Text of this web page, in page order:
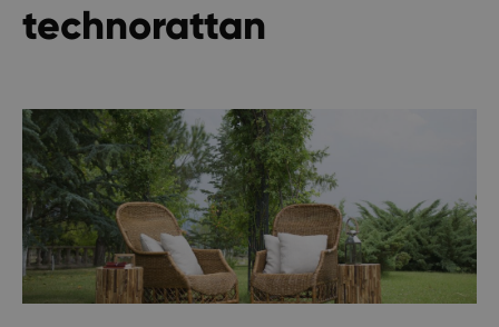
technorattan